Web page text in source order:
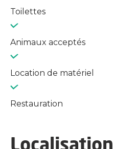
Toilettes
Animaux acceptés
Location de matériel
Restauration